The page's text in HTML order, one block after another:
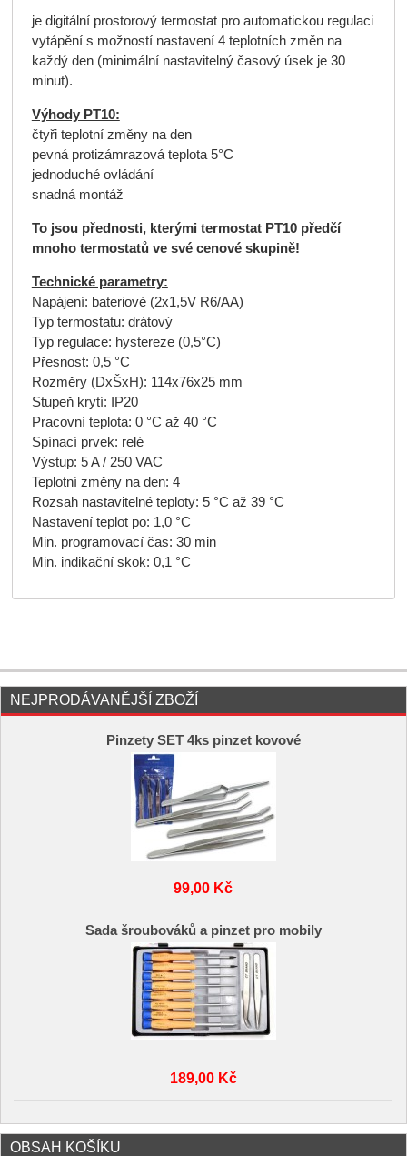
je digitální prostorový termostat pro automatickou regulaci
vytápění s možností nastavení 4 teplotních změn na
každý den (minimální nastavitelný časový úsek je 30
minut).
Výhody PT10:
čtyři teplotní změny na den
pevná protizámrazová teplota 5°C
jednoduché ovládání
snadná montáž
To jsou přednosti, kterými termostat PT10 předčí
mnoho termostatů ve své cenové skupině!
Technické parametry:
Napájení: bateriové (2x1,5V R6/AA)
Typ termostatu: drátový
Typ regulace: hystereze (0,5°C)
Přesnost: 0,5 °C
Rozměry (DxŠxH): 114x76x25 mm
Stupeň krytí: IP20
Pracovní teplota: 0 °C až 40 °C
Spínací prvek: relé
Výstup: 5 A / 250 VAC
Teplotní změny na den: 4
Rozsah nastavitelné teploty: 5 °C až 39 °C
Nastavení teplot po: 1,0 °C
Min. programovací čas: 30 min
Min. indikační skok: 0,1 °C
NEJPRODÁVANĚJŠÍ ZBOŽÍ
Pinzety SET 4ks pinzet kovové
99,00 Kč
Sada šroubováků a pinzet pro mobily
189,00 Kč
OBSAH KOŠÍKU